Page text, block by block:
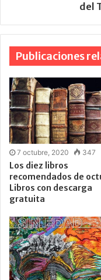
del
Publicaciones
7 octubre, 2020 347
Los diez libros
recomendados de
Libros con descarga
gratuita